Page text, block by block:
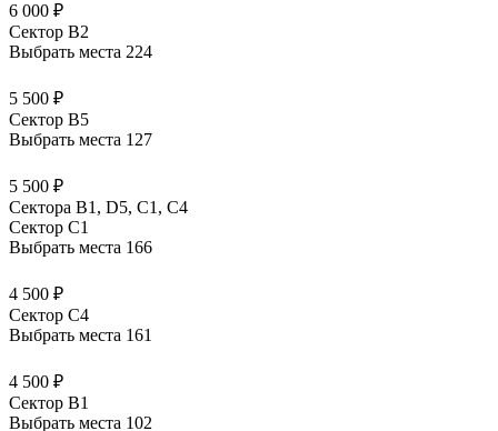
6 000 ₽
Сектор B2
Выбрать места 224
5 500 ₽
Сектор B5
Выбрать места 127
5 500 ₽
Сектора В1, D5, С1, С4
Сектор C1
Выбрать места 166
4 500 ₽
Сектор C4
Выбрать места 161
4 500 ₽
Сектор B1
Выбрать места 102